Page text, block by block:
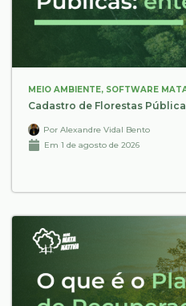
MEIO AMBIENTE, SOFTWARE
Cadastro de Florestas
Por Alexandre Vidal Bento
Em 1 de agosto de 2026